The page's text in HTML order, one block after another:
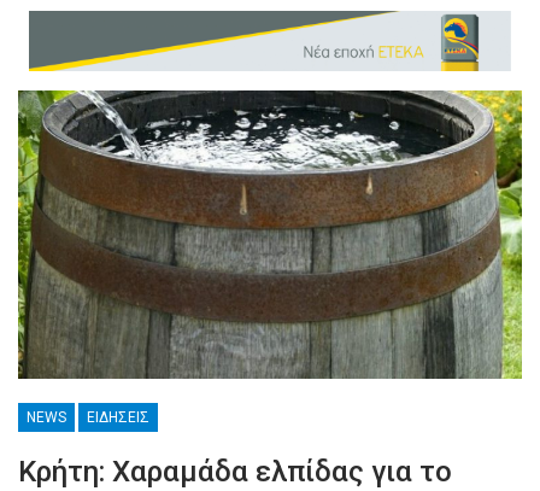
NEWS ΕΙΔΉΣΕΙΣ
Κρήτη: Χαραμάδα ελπίδας για το